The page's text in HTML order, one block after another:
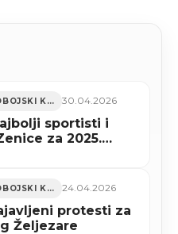
ZENIČKO-DOBOJSKI KANTON 30.04.2026
sportisti i
za 2025.
ZENIČKO-DOBOJSKI KANTON 24.04.2026
protesti za
Željezare